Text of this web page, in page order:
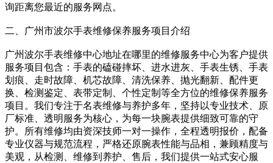
询距离您最近的服务网点。
二、广州市波尔手表维修保养服务项目介绍
广州波尔手表维修中心地址在哪里的维修服务中心为客户提供
服务项目包含：手表的磕碰摔坏、进水进灰、手表生锈、手表
划痕、走时故障、机芯故障、清洗保养、抛光翻新、配件更
换、检测鉴定、表带定制、个性定制等全方位的维修保养服务
项目。我们专注于名表维修与养护多年，坚持以专业技术、原
厂标准、透明服务为核心，为每一块腕表提供细致可靠的守
护。所有维修均由资深技师一对一操作，全程透明报价，配备
专业仪器与规范流程，严格还原腕表性能与品相，兼顾精度与
美观，从检测、维修到养护、售后，我们提供一站式安心服